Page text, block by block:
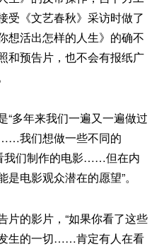
受《文艺春秋》采访时做了
想活出怎样的人生》的确不
和预告片，也不会有报纸广
“多年来我们一遍又一遍做过
我们想做一些不同的
我们制作的电影……但在内
电影观众潜在的愿望”。
片的影片，“如果你看了这些
生的一切……肯定有人在看